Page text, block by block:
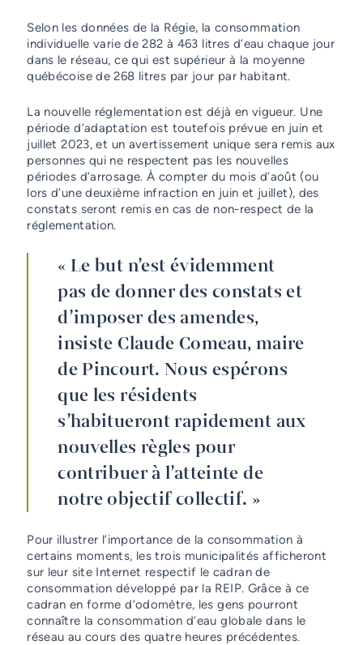
Selon les données de la Régie, la consommation
individuelle varie de 282 à 463 litres d’eau chaque jour
dans le réseau, ce qui est supérieur à la moyenne
québécoise de 268 litres par jour par habitant.
La nouvelle réglementation est déjà en vigueur. Une
période d’adaptation est toutefois prévue en juin et
juillet 2023, et un avertissement unique sera remis aux
personnes qui ne respectent pas les nouvelles
périodes d’arrosage. À compter du mois d’août (ou
lors d’une deuxième infraction en juin et juillet), des
constats seront remis en cas de non-respect de la
réglementation.
« Le but n’est évidemment
pas de donner des constats et
d’imposer des amendes,
insiste Claude Comeau, maire
de Pincourt. Nous espérons
que les résidents
s’habitueront rapidement aux
nouvelles règles pour
contribuer à l’atteinte de
notre objectif collectif. »
Pour illustrer l’importance de la consommation à
certains moments, les trois municipalités afficheront
sur leur site Internet respectif le cadran de
consommation développé par la REIP. Grâce à ce
cadran en forme d’odomètre, les gens pourront
connaître la consommation d’eau globale dans le
réseau au cours des quatre heures précédentes.